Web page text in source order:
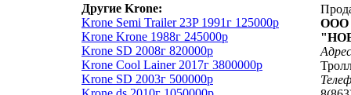
Другие Krone:
Krone Semi Trailer 23P 1991г 125000р
Krone Krone 1988г 245000р
Krone SD 2008г 820000р
Krone Cool Lainer 2017г 3800000р
Krone SD 2003г 500000р
ООО